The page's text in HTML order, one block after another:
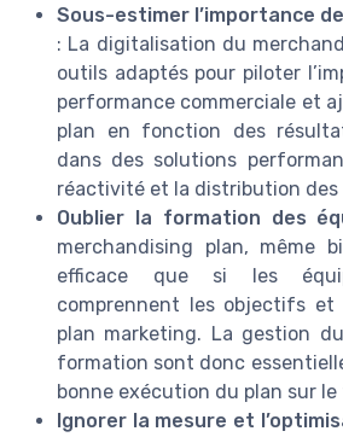
Sous-estimer l’importance
: La digitalisation du
outils adaptés pour piloter
performance commerciale et
plan en fonction des
dans des solutions
réactivité et la distribution des
Oublier la formation des
merchandising plan, même
efficace que si les
comprennent les objectifs
plan marketing. La gestion
formation sont donc
bonne exécution du plan sur le
Ignorer la mesure et